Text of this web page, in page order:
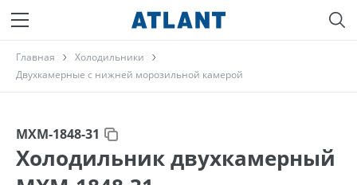
Главная
Холодильники
Двухкамерные с нижней морозильной камерой
МХМ-1848-31
Холодильник двухкамерный